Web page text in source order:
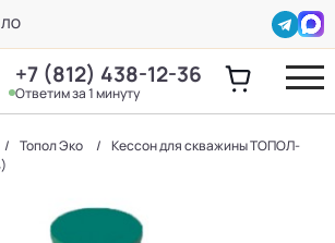
ЛО
+7 (812) 438-12-36
Ответим за 1 минуту
Топол Эко
Кессон для скважины ТОПОЛ-